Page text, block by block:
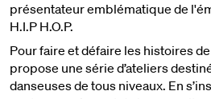
présentateur emblématique de
H.I.P H.O.P.
Pour faire et défaire les histoires
propose une série d’ateliers
danseuses de tous niveaux. En